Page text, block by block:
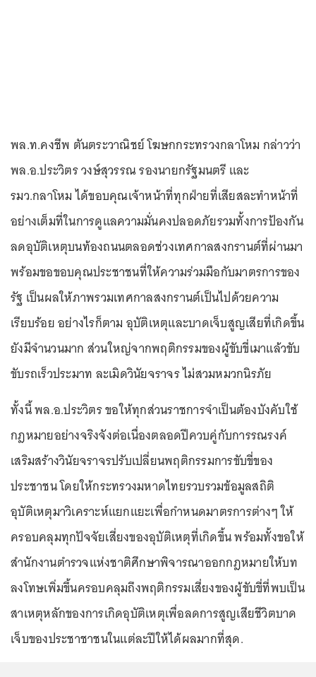
พล.ท.คงชีพ ตันตระวาณิชย์ โฆษกกระทรวงกลาโหม กล่าวว่า
พล.อ.ประวิตร วงษ์สุวรรณ รองนายกรัฐมนตรี และ
รมว.กลาโหม ได้ขอบคุณเจ้าหน้าที่ทุกฝ่ายที่เสียสละทำหน้าที่
อย่างเต็มที่ในการดูแลความมั่นคงปลอดภัยรวมทั้งการป้องกัน
ลดอุบัติเหตุบนท้องถนนตลอดช่วงเทศกาลสงกรานต์ที่ผ่านมา
พร้อมขอขอบคุณประชาชนที่ให้ความร่วมมือกับมาตรการของ
รัฐ เป็นผลให้ภาพรวมเทศกาลสงกรานต์เป็นไปด้วยความ
เรียบร้อย อย่างไรก็ตาม อุบัติเหตุและบาดเจ็บสูญเสียที่เกิดขึ้น
ยังมีจำนวนมาก ส่วนใหญ่จากพฤติกรรมของผู้ขับขี่เมาแล้วขับ
ขับรถเร็วประมาท ละเมิดวินัยจราจร ไม่สวมหมวกนิรภัย
ทั้งนี้ พล.อ.ประวิตร ขอให้ทุกส่วนราชการจำเป็นต้องบังคับใช้
กฎหมายอย่างจริงจังต่อเนื่องตลอดปีควบคู่กับการรณรงค์
เสริมสร้างวินัยจราจรปรับเปลี่ยนพฤติกรรมการขับขี่ของ
ประชาชน โดยให้กระทรวงมหาดไทยรวบรวมข้อมูลสถิติ
อุบัติเหตุมาวิเคราะห์แยกแยะเพื่อกำหนดมาตรการต่างๆ ให้
ครอบคลุมทุกปัจจัยเสี่ยงของอุบัติเหตุที่เกิดขึ้น พร้อมทั้งขอให้
สำนักงานตำรวจแห่งชาติศึกษาพิจารณาออกกฎหมายให้บท
ลงโทษเพิ่มขึ้นครอบคลุมถึงพฤติกรรมเสี่ยงของผู้ขับขี่ที่พบเป็น
สาเหตุหลักของการเกิดอุบัติเหตุเพื่อลดการสูญเสียชีวิตบาด
เจ็บของประชาชาชนในแต่ละปีให้ได้ผลมากที่สุด.